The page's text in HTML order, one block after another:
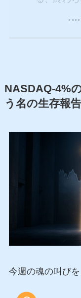
NASDAQ-4%
う名の生存報告
今週の魂の叫び